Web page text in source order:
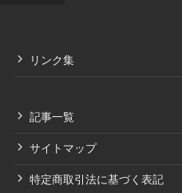
リンク集
記事一覧
サイトマップ
特定商取引法に基づく表記